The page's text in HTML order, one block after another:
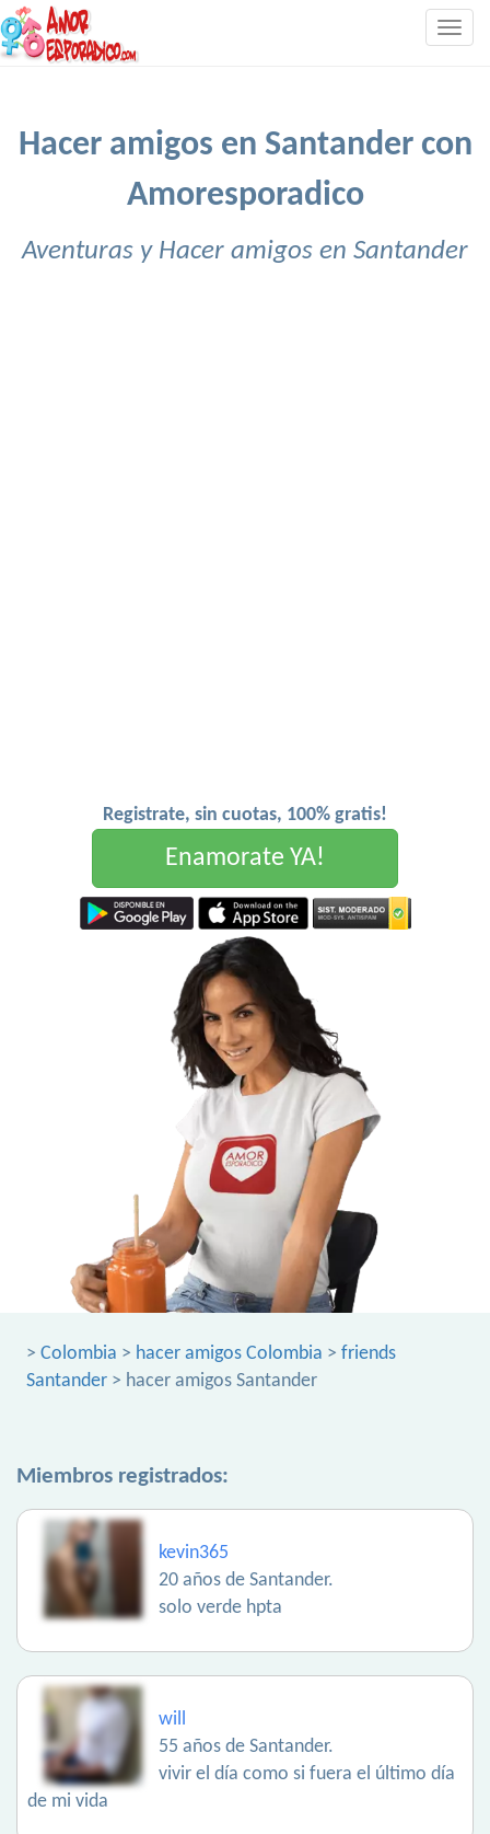
Hacer amigos en Santander con
Amoresporadico
Aventuras y Hacer amigos en Santander
Registrate, sin cuotas, 100% gratis!
Enamorate YA!
> Colombia > hacer amigos Colombia > friends
Santander > hacer amigos Santander
Miembros registrados:
kevin365
20 años de Santander.
solo verde hpta
will
55 años de Santander.
vivir el día como si fuera el último día
de mi vida